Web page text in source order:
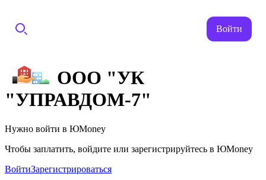
Войти
ООО "УК
"УПРАВДОМ-7"
Нужно войти в ЮMoney
Чтобы заплатить, войдите или зарегистрируйтесь в ЮMoney
ВойтиЗарегистрироваться